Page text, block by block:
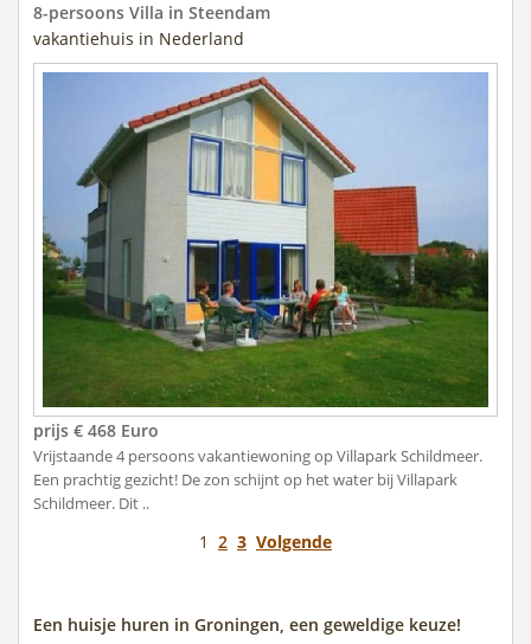
8-persoons Villa in Steendam
vakantiehuis in Nederland
prijs € 468 Euro
Vrijstaande 4 persoons vakantiewoning op Villapark Schildmeer.
Een prachtig gezicht! De zon schijnt op het water bij Villapark
Schildmeer. Dit ..
1 2 3 Volgende
Een huisje huren in Groningen, een geweldige keuze!